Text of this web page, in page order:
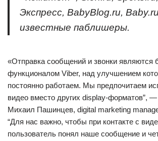
Экспресс, BabyBlog.ru,
известные паблишеры.
«Отправка сообщений и звонки являются
функционалом Viber, над улучшением
постоянно работаем. Мы предпочитаем
видео вместо других display-форматов”,
Михаил Пашинцев, digital marketing
“Для нас важно, чтобы при контакте с
пользователь понял наше сообщение и